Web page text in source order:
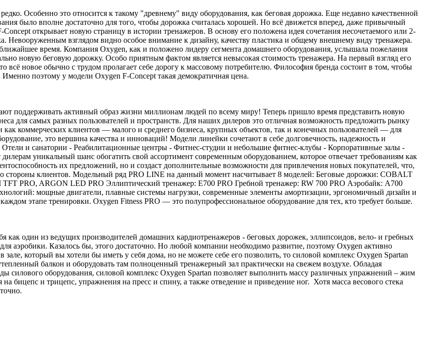
Особенно это относится к такому "древнему" виду оборудования, как беговая дорожка. Еще недавно качественной
было вполне достаточно для того, чтобы дорожка считалась хорошей. Но всё движется вперед, даже привычный
открывает новую страницу в истории тренажеров. В основу его положена идея сочетания несочетаемого или 2-
Невооруженным взглядом видно особое внимание к дизайну, качеству пластика и общему внешнему виду тренажера.
время. Компания Oxygen, как и положено лидеру сегмента домашнего оборудования, услышала пожелания
новую беговую дорожку. Особо приятным фактом является невысокая стоимость тренажера. На первый взгляд его
всё новое обычно с трудом пролагает себе дорогу к массовому потребителю. Философия бренда состоит в том, чтобы
поэтому у модели Oxygen F-Concept такая демократичная цена.
поддерживать активный образ жизни миллионам людей по всему миру! Теперь пришло время представить новую
для самых разных пользователей и пространств. Для наших дилеров это отличная возможность предложить рынку
как коммерческих клиентов — малого и среднего бизнеса, крупных объектов, так и конечных пользователей — для
это вершина качества и инноваций! Модели линейки сочетают в себе долговечность, надежность и
и санатории - Реабилитационные центры - Фитнес-студии и небольшие фитнес-клубы - Корпоративные залы -
уникальный шанс обогатить свой ассортимент современным оборудованием, которое отвечает требованиям как
их предложений, но и создаст дополнительные возможности для привлечения новых покупателей, что,
стороны клиентов. Модельный ряд PRO LINE на данный момент насчитывает 8 моделей: Беговые дорожки: COBALT
PRO, ARGON LED PRO Эллиптический тренажер: E700 PRO Гребной тренажер: RW 700 PRO Аэробайк: A700
мощные двигатели, плавные системы нагрузки, современные элементы амортизации, эргономичный дизайн и
этапе тренировки. Oxygen Fitness PRO — это полупрофессиональное оборудование для тех, кто требует больше.
как один из ведущих производителей домашних кардиотренажеров - беговых дорожек, эллипсоидов, вело- и гребных
аэробики. Казалось бы, этого достаточно. Но любой компании необходимо развитие, поэтому Oxygen активно
который вы хотели бы иметь у себя дома, но не можете себе его позволить, то силовой комплекс Oxygen Spartan
балкон и оборудовать там полноценный тренажерный зал практически на свежем воздухе. Обладая
силового оборудования, силовой комплекс Oxygen Spartan позволяет выполнить массу различных упражнений – жим
бицепс и трицепс, упражнения на пресс и спину, а также отведение и приведение ног. Хотя масса весового стека